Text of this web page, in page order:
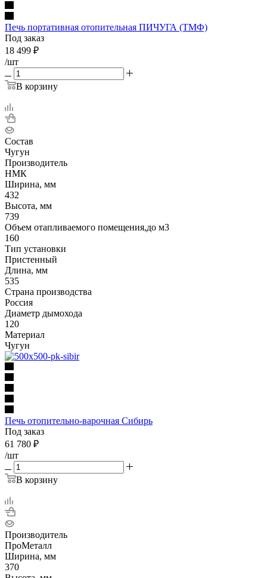
Печь портативная отопительная ПИЧУГА (ТМФ)
Под заказ
18 499 ₽
/шт
В корзину
Состав
Чугун
Производитель
НМК
Ширина, мм
432
Высота, мм
739
Объем отапливаемого помещения,до м3
160
Тип установки
Пристенный
Длина, мм
535
Страна производства
Россия
Диаметр дымохода
120
Материал
Чугун
Печь отопительно-варочная Сибирь
Под заказ
61 780 ₽
/шт
В корзину
Производитель
ПроМеталл
Ширина, мм
370